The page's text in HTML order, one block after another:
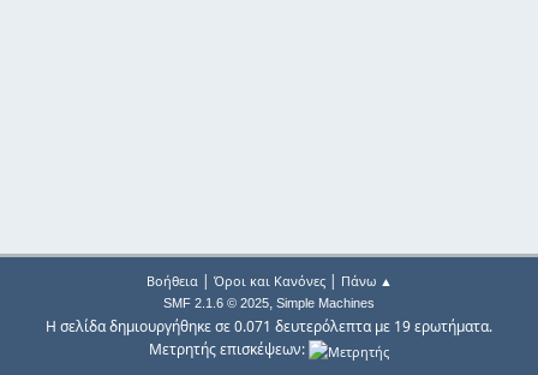
Βοήθεια| Όροι και Κανόνες| Πάνω ▲
SMF 2.1.6 © 2025, Simple Machines
Η σελίδα δημιουργήθηκε σε 0.071 δευτερόλεπτα με 19 ερωτήματα.
Μετρητής επισκέψεων: